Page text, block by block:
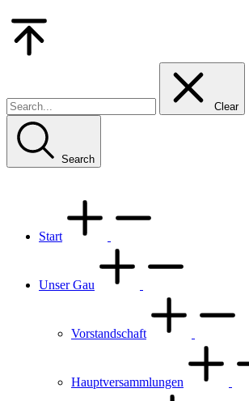
Clear
Search
Start
Unser Gau
Vorstandschaft
Hauptversammlungen